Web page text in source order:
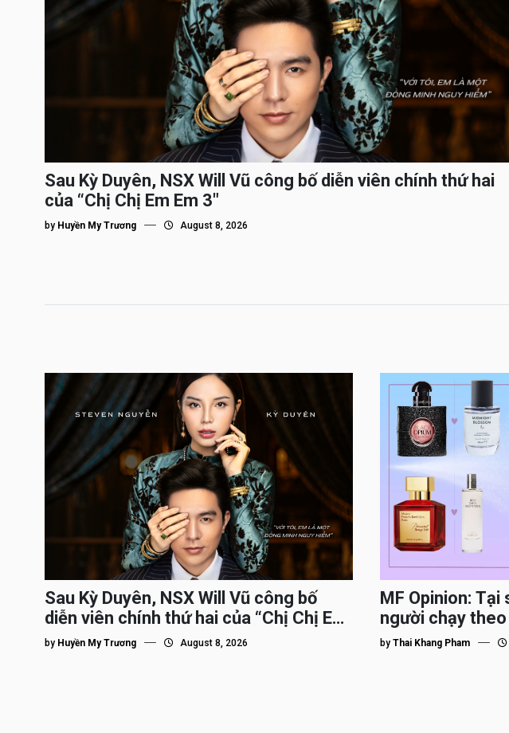
Sau Kỳ Duyên, NSX Will Vũ công bố diễn viên chính thứ hai
của “Chị Chị Em Em 3″
by Huyền My Trương August 8, 2026
Sau Kỳ Duyên, NSX Will Vũ công bố
diễn viên chính thứ hai của “Chị Chị Em
Em 3″
by Huyền My Trương August 8, 2026
MF Opinion: Tại
người chạy
Dupe”?
by Thai Khang Pham